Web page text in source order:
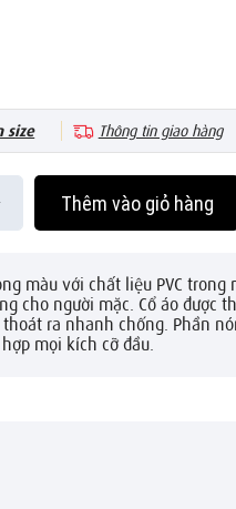
size Thông tin giao hàng
Thêm vào giỏ hàng
màu với chất liệu PVC trong
cho người mặc. Cổ áo được
ra nhanh chống. Phần
mọi kích cỡ đầu.